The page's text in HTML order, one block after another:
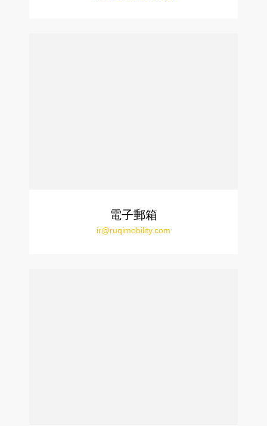
電子郵箱
ir@ruqimobility.com